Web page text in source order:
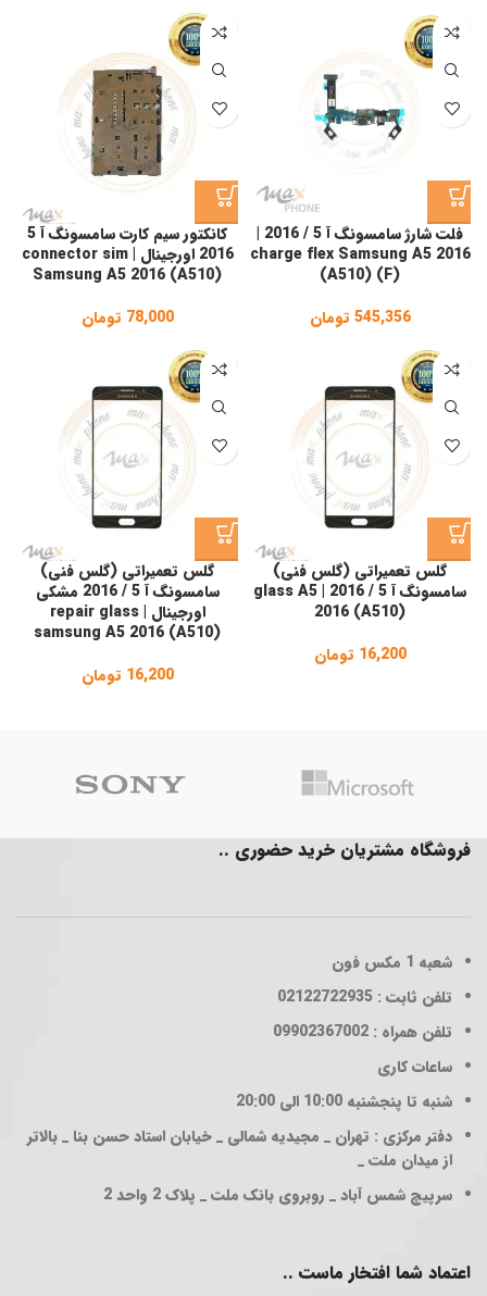
فلت شارژ سامسونگ آ 5 / 2016 |
charge flex Samsung A5 2016
(A510) (F)
545,356 تومان
کانکتور سیم کارت سامسونگ آ 5
2016 اورجینال | connector sim
Samsung A5 2016 (A510)
78,000 تومان
گلس تعمیراتی (گلس فنی)
سامسونگ آ 5 / 2016 | glass A5
2016 (A510)
16,200 تومان
گلس تعمیراتی (گلس فنی)
سامسونگ آ 5 / 2016 مشکی
اورجینال | repair glass
samsung A5 2016 (A510)
16,200 تومان
فروشگاه مشتریان خرید حضوری ..
شعبه 1
مکس فون
تلفن ثابت : 02122722935
تلفن همراه : 09902367002
ساعات کاری
شنبه تا پنجشنبه 10:00 الی 20:00
دفتر مرکزی : تهران _ مجیدیه شمالی _ خیابان استاد حسن بنا _ بالاتر
از میدان ملت _
سرپیچ شمس آباد _ روبروی بانک ملت _ پلاک 2 واحد 2
اعتماد شما افتخار ماست ..